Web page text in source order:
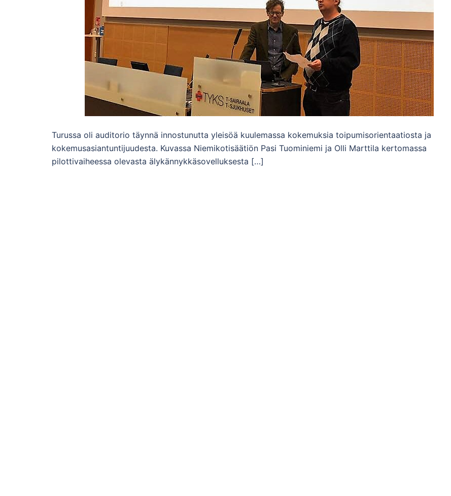
Turussa oli auditorio täynnä innostunutta yleisöä kuulemassa kokemuksia toipumisorientaatiosta ja
kokemusasiantuntijuudesta. Kuvassa Niemikotisäätiön Pasi Tuominiemi ja Olli Marttila kertomassa
pilottivaiheessa olevasta älykännykkäsovelluksesta […]